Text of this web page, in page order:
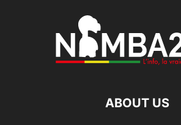
ABOUT US